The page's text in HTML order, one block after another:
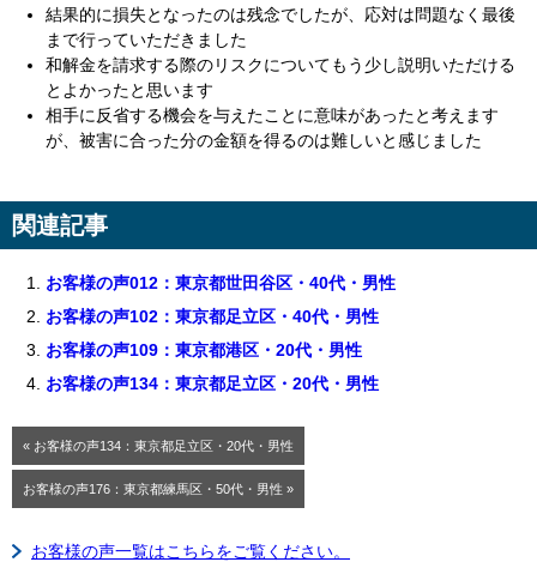
結果的に損失となったのは残念でしたが、応対は問題なく最後
まで行っていただきました
和解金を請求する際のリスクについてもう少し説明いただける
とよかったと思います
相手に反省する機会を与えたことに意味があったと考えます
が、被害に合った分の金額を得るのは難しいと感じました
関連記事
お客様の声012：東京都世田谷区・40代・男性
お客様の声102：東京都足立区・40代・男性
お客様の声109：東京都港区・20代・男性
お客様の声134：東京都足立区・20代・男性
« お客様の声134：東京都足立区・20代・男性
お客様の声176：東京都練馬区・50代・男性 »
お客様の声一覧はこちらをご覧ください。